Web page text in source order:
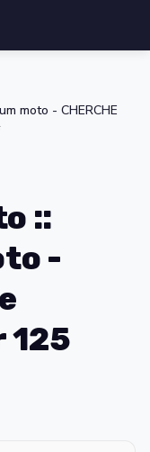
moto - CHERCHE
::
-
125